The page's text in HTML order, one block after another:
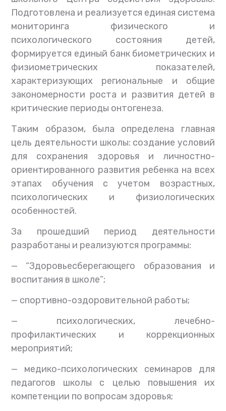
Подготовлена и реализуется единая система
мониторинга физического и
психологического состояния детей,
формируется единый банк биометрических и
физиометрических показателей,
характеризующих региональные и общие
закономерности роста и развития детей в
критические периоды онтогенеза.
Таким образом, была определена главная
цель деятельности школы: создание условий
для сохранения здоровья и личностно-
ориентированного развития ребенка на всех
этапах обучения с учетом возрастных,
психологических и физиологических
особенностей.
За прошедший период деятельности
разработаны и реализуются программы:
— “Здоровьесберегающего образования и
воспитания в школе”;
— спортивно-оздоровительной работы;
— психологических, лечебно-
профилактических и коррекционных
мероприятий;
— медико-психологических семинаров для
педагогов школы с целью повышения их
компетенции по вопросам здоровья;